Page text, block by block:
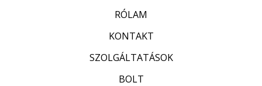
RÓLAM
KONTAKT
SZOLGÁLTATÁSOK
BOLT